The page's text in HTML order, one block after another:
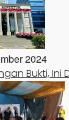
2024
Bukti, Ini